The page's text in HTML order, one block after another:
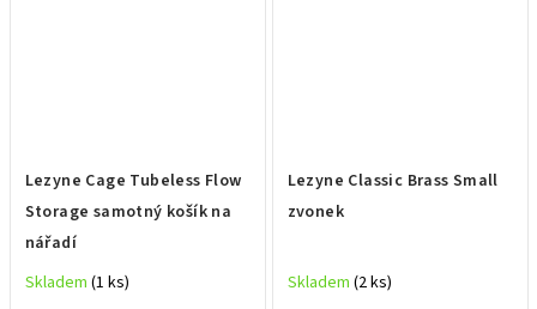
Lezyne Cage Tubeless Flow
Storage samotný košík na
nářadí
Skladem (1 ks)
Lezyne Classic Brass Small
zvonek
Skladem (2 ks)